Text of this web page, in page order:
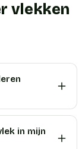
vlekken
in mijn